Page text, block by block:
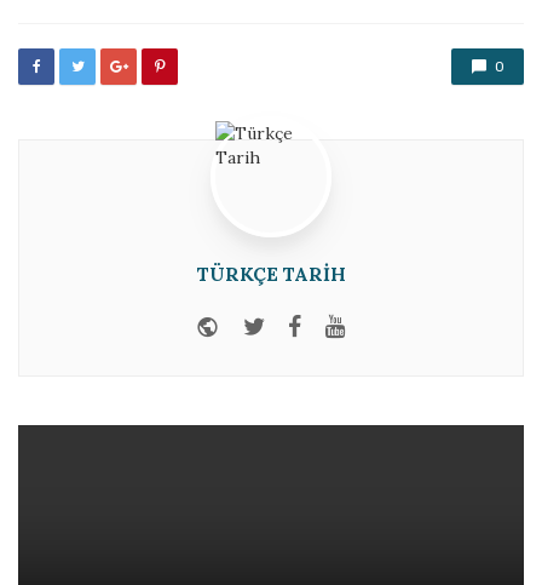
0
TÜRKÇE TARIH
Website
TwitterFacebook